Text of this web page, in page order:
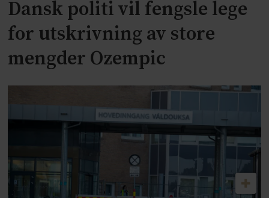
Dansk politi vil fengsle lege
for utskrivning av store
mengder Ozempic